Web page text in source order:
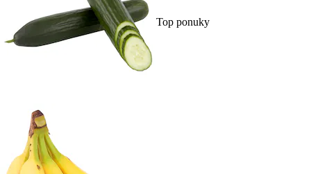
Top ponuky